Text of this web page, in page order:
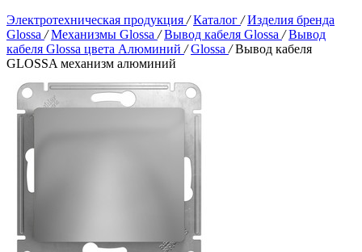
Электротехническая продукция / Каталог / Изделия бренда
Glossa / Механизмы Glossa / Вывод кабеля Glossa / Вывод
кабеля Glossa цвета Алюминий / Glossa / Вывод кабеля
GLOSSA механизм алюминий